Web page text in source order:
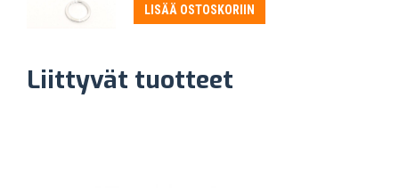
LISÄÄ OSTOSKORIIN
Liittyvät tuotteet